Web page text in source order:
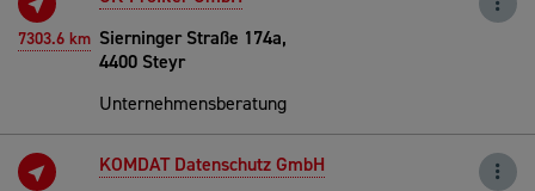
7303.6 km Sierninger Straße 174a,
4400 Steyr
Unternehmensberatung
KOMDAT Datenschutz GmbH